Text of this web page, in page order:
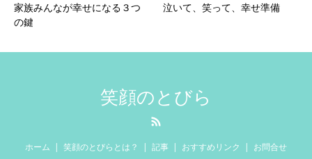
家族みんなが幸せになる３つ
の鍵
泣いて、笑って、幸せ準備
笑顔のとびら
ホーム 笑顔のとびらとは？ 記事 おすすめリンク お問合せ